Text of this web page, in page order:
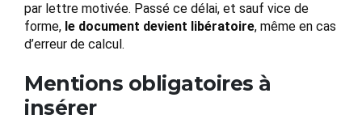
par lettre motivée. Passé ce délai, et sauf vice de
forme, le document devient libératoire, même en cas
d’erreur de calcul.
Mentions obligatoires à
insérer